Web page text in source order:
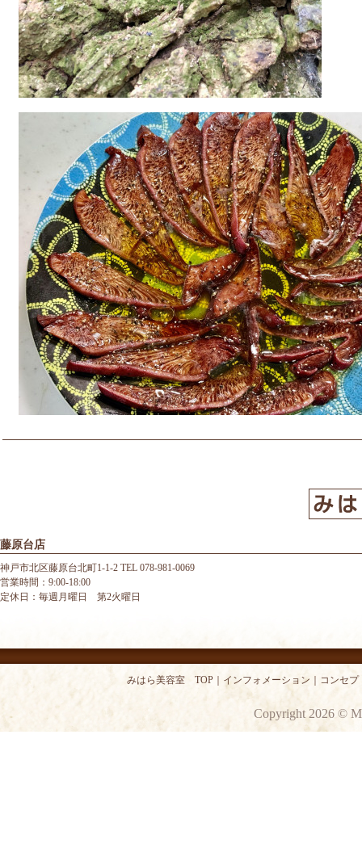
藤原台店
神戸市北区藤原台北町1-1-2 TEL 078-981-0069
営業時間：9:00-18:00
定休日：毎週月曜日 第2火曜日
みはら美容室 TOP インフォメーション コンセプ
Copyright 2026 ©